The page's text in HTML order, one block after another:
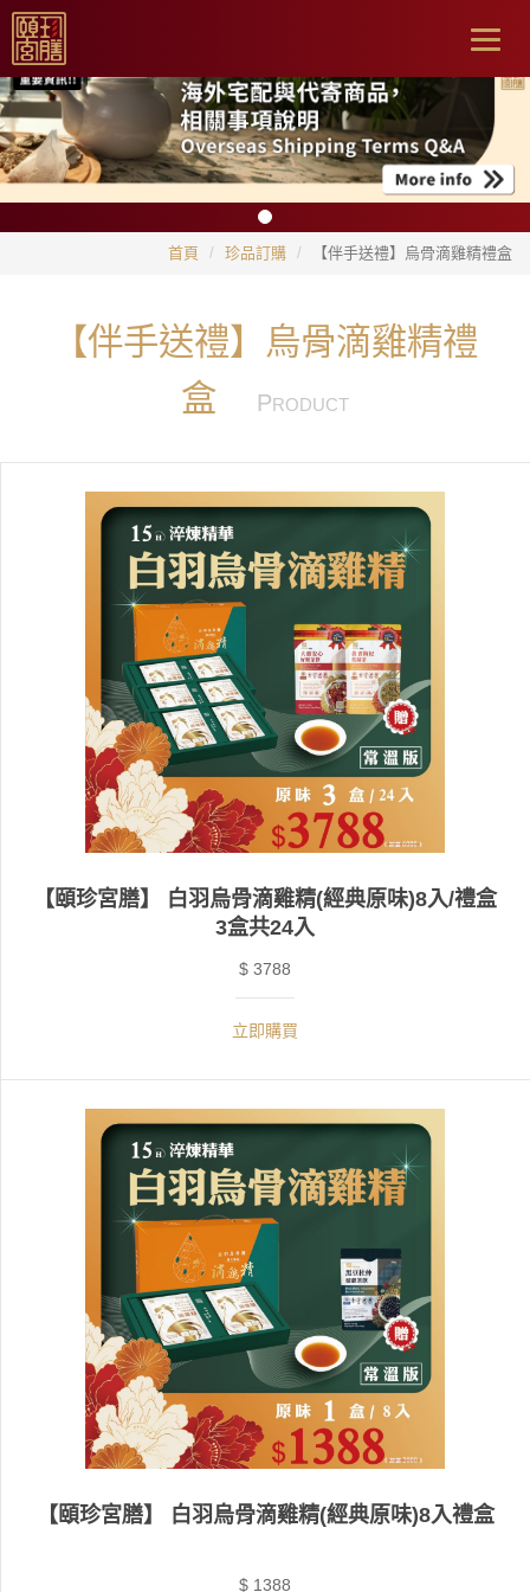
首頁 珍品訂購 【伴手送禮】烏骨滴雞精禮盒
【伴手送禮】烏骨滴雞精禮
盒
PRODUCT
【頤珍宮膳】 白羽烏骨滴雞精(經典原味)8入/禮盒
3盒共24入
$ 3788
立即購買
【頤珍宮膳】 白羽烏骨滴雞精(經典原味)8入禮盒
$ 1388